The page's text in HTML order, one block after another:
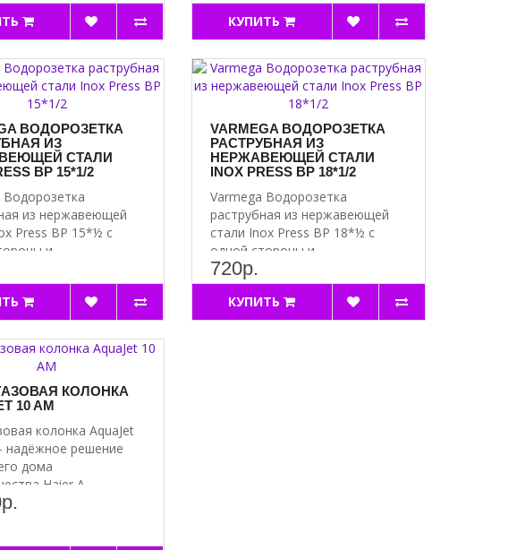
КУПИТЬ
ВОДОРОЗЕТКА
ИЗ
СТАЛИ
ВР 15*1/2
Водорозетка
из нержавеющей
Press ВР 15*½ с
и..
VARMEGA ВОДОРОЗЕТКА
РАСТРУБНАЯ ИЗ
НЕРЖАВЕЮЩЕЙ СТАЛИ
INOX PRESS ВР 18*1/2
Varmega Водорозетка
раструбная из нержавеющей
стали Inox Press ВР 18*½ с
одной стороны и..
720р.
КУПИТЬ
КОЛОНКА
10 AM
колонка AquaJet
надёжное решение
дома
Haier A..